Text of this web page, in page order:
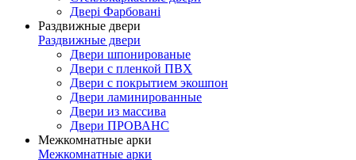
Двері Фарбовані
Раздвижные двери
Раздвижные двери
Двери шпонированые
Двери с пленкой ПВХ
Двери с покрытием экошпон
Двери ламинированные
Двери из массива
Двери ПРОВАНС
Межкомнатные арки
Межкомнатные арки